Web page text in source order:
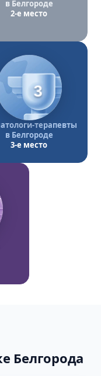
в Белгороде
2-е место
3
терапевты
в Белгороде
3-е место
Белгорода